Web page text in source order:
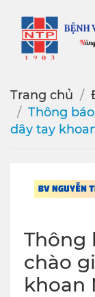
Trang chủ
Thông
dây tay
Thông
chào
khoan